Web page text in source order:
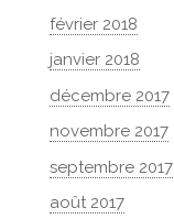
février 2018
janvier 2018
décembre 2017
novembre 2017
septembre 2017
août 2017